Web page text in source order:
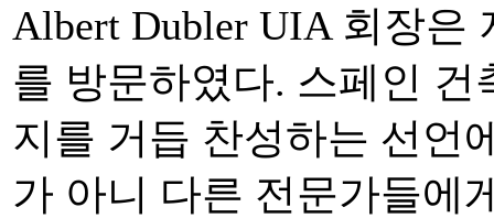
Albert Dubler UIA 회장은
를 방문하였다. 스페인
지를 거듭 찬성하는 선언
가 아니 다른 전문가들에